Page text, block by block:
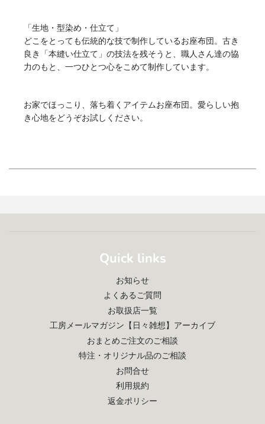
「生地・型染め・仕立て」
どこをとっても伝統的な技で制作しているお座布団。古き
良き「本縫い仕立て」の技法を残そうと、職人さん達の協
力のもと、一つひとつ心をこめて制作しています。
お家でほっこり、落ち着くアイテムお座布団。愛らしい抱
き心地をどうぞお試しください。
Quick links
お知らせ
よくあるご質問
お取扱店一覧
工房メールマガジン【日々雑想】アーカイブ
おまとめご注文のご相談
特注・オリジナル品のご相談
お問合せ
利用規約
返金ポリシー